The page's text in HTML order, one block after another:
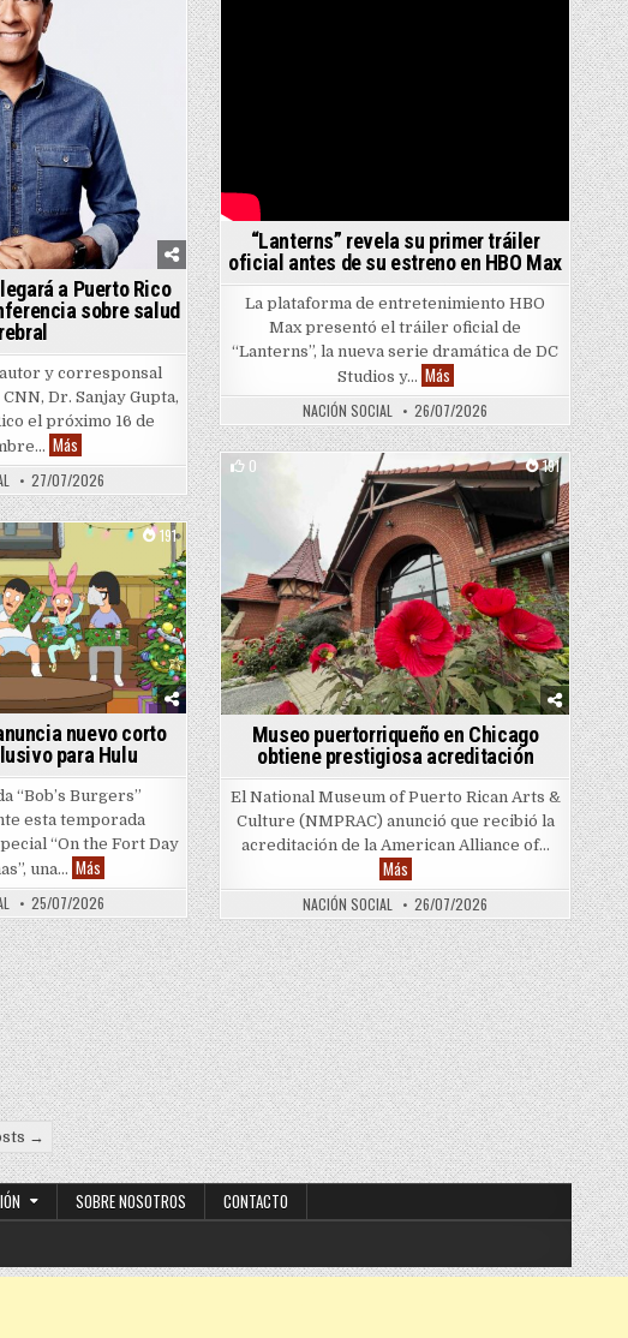
a Puerto Rico
sobre salud
y corresponsal
Dr. Sanjay Gupta,
el próximo 16 de
MásDr. Sanjay Gupta llegará a Puerto Rico para presentar conferencia sobre salud cerebral
27/07/2026
Comic-Con
“Lanterns” revela su primer tráiler
oficial antes de su estreno en HBO Max
La plataforma de entretenimiento HBO
Max presentó el tráiler oficial de
“Lanterns”, la nueva serie dramática de DC
Studios y… Más“Lanterns” revela su primer
NACIÓN SOCIAL 26/07/2026
enfocada en deportes y entretenimiento
0 191
Posted in
Museo puertorriqueño en Chicago
obtiene prestigiosa acreditación
El National Museum of Puerto Rican Arts &
Culture (NMPRAC) anunció que recibió la
acreditación de la American Alliance of…
MásMuseo puertorriqueño en Chicago
NACIÓN SOCIAL 26/07/2026
191
in
nuevo corto
para Hulu
“Bob’s Burgers”
esta temporada
“On the Fort Day
una… Más “Bob’s Burgers” anuncia nuevo corto navideño exclusivo para Hulu
25/07/2026
→
SOBRE NOSOTROS CONTACTO